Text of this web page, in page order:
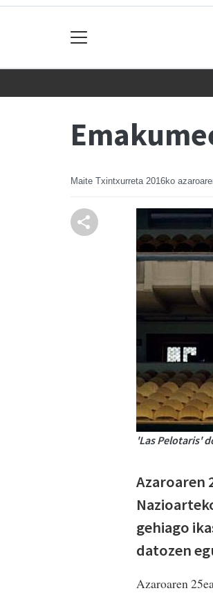
Maite Txintxurreta 2016ko
'Las Pelotaris'
Azaroaren
gehiago
datozen
Azaroaren